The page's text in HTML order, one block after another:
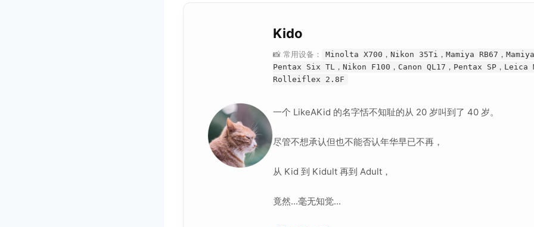
Kido
📸 常用设备：
Minolta X700，Nikon 35Ti，Mamiya RB67，Mamiya
Pentax Six TL，Nikon F100，Canon QL17，Pentax SP，Leica
Rolleiflex 2.8F
一个 LikeAKid 的名字恬不知耻的从 20 岁叫到了 40 岁。
尽管不想承认但也不能否认年华早已不再，
从 Kid 到 Kidult 再到 Adult，
竟然...毫无知觉...